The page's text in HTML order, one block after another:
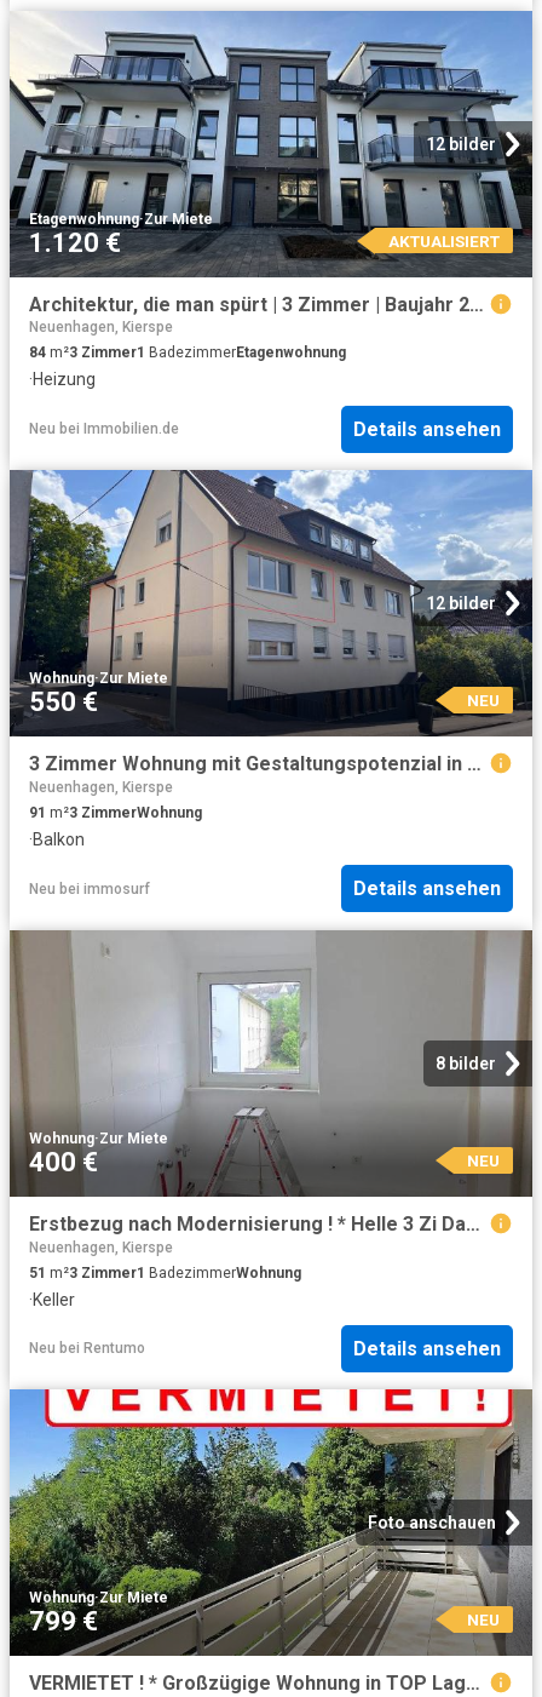
12 bilder
Etagenwohnung·Zur Miete
1.120 € AKTUALISIERT
Architektur, die man spürt | 3 Zimmer | Baujahr 2024 | durchdachtes Konzept | ab sofort | exklusiv!
Neuenhagen, Kierspe
84 m²3 Zimmer1 BadezimmerEtagenwohnung
·Heizung
Neu bei Immobilien.de Details ansehen
12 bilder
Wohnung·Zur Miete
550 € NEU
3 Zimmer Wohnung mit Gestaltungspotenzial in zentrumsnaher Lage von Gummersbach!
Neuenhagen, Kierspe
91 m²3 ZimmerWohnung
·Balkon
Neu bei immosurf Details ansehen
8 bilder
Wohnung·Zur Miete
400 € NEU
Erstbezug nach Modernisierung ! * Helle 3 Zi Dachgeschoss Wohnung
Neuenhagen, Kierspe
51 m²3 Zimmer1 BadezimmerWohnung
·Keller
Neu bei Rentumo Details ansehen
Foto anschauen
Wohnung·Zur Miete
799 € NEU
VERMIETET ! * Großzügige Wohnung in TOP Lage mit Balkon und Garage